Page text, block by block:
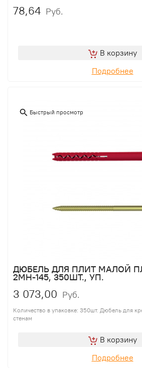
78,64 Руб.
В корзину
Подробнее
Быстрый просмотр
ДЮБЕЛЬ ДЛЯ ПЛИТ МАЛОЙ
2МН-145, 350ШТ., УП.
3 073,00 Руб.
Количество в упаковке: 350шт. Дюбель для
стенам
В корзину
Подробнее